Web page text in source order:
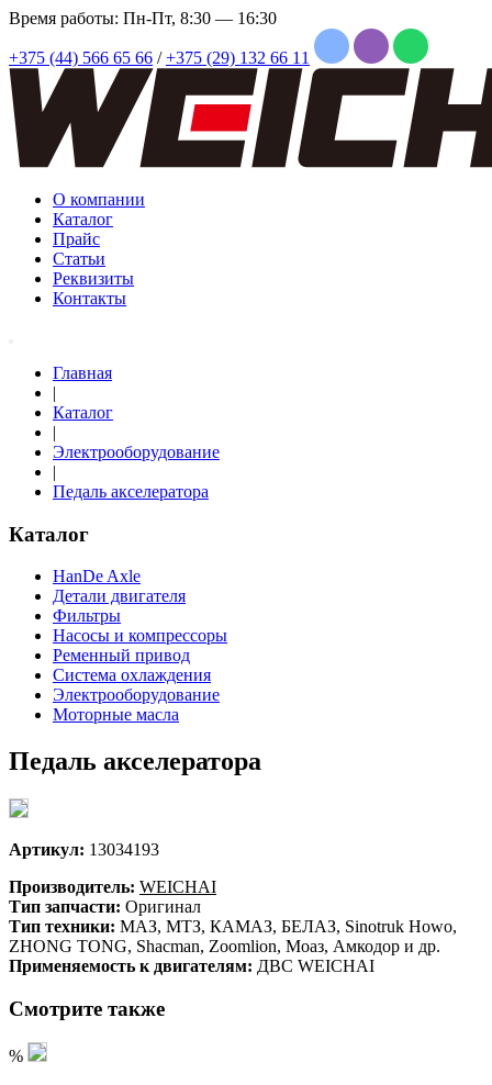
Время работы: Пн-Пт, 8:30 — 16:30
+375 (44) 566 65 66 / +375 (29) 132 66 11
О компании
Каталог
Прайс
Статьи
Реквизиты
Контакты
Главная
|
Каталог
|
Электрооборудование
|
Педаль акселератора
Каталог
HanDe Axle
Детали двигателя
Фильтры
Насосы и компрессоры
Ременный привод
Система охлаждения
Электрооборудование
Моторные масла
Педаль акселератора
Артикул: 13034193
Производитель: WEICHAI
Тип запчасти: Оригинал
Тип техники: МАЗ, МТЗ, КАМАЗ, БЕЛАЗ, Sinotruk Howo,
ZHONG TONG, Shacman, Zoomlion, Моаз, Амкодор и др.
Применяемость к двигателям: ДВС WEICHAI
Смотрите также
%